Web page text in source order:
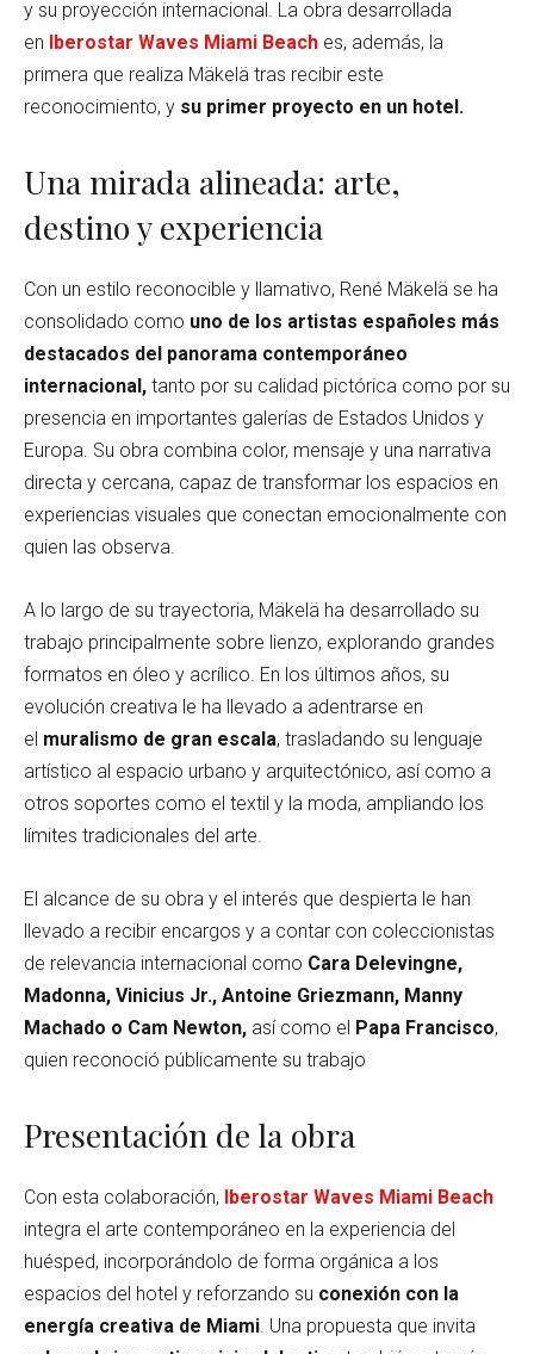
y su proyección internacional. La obra desarrollada
en
Iberostar Waves Miami Beach es, además, la
primera que realiza Mäkelä tras recibir este
reconocimiento, y su primer proyecto en un hotel.
Una mirada alineada: arte,
destino y experiencia
Con un estilo reconocible y llamativo, René Mäkelä se ha
consolidado como uno de los artistas españoles más
destacados del panorama contemporáneo
internacional, tanto por su calidad pictórica como por su
presencia en importantes galerías de Estados Unidos y
Europa. Su obra combina color, mensaje y una narrativa
directa y cercana, capaz de transformar los espacios en
experiencias visuales que conectan emocionalmente con
quien las observa.
A lo largo de su trayectoria, Mäkelä ha desarrollado su
trabajo principalmente sobre lienzo, explorando grandes
formatos en óleo y acrílico. En los últimos años, su
evolución creativa le ha llevado a adentrarse en
el muralismo de gran escala, trasladando su lenguaje
artístico al espacio urbano y arquitectónico, así como a
otros soportes como el textil y la moda, ampliando los
límites tradicionales del arte.
El alcance de su obra y el interés que despierta le han
llevado a recibir encargos y a contar con coleccionistas
de relevancia internacional como Cara Delevingne,
Madonna, Vinicius Jr., Antoine Griezmann, Manny
Machado o Cam Newton, así como el Papa Francisco,
quien reconoció públicamente su trabajo
Presentación de la obra
Con esta colaboración,
Iberostar Waves Miami Beach
integra el arte contemporáneo en la experiencia del
huésped, incorporándolo de forma orgánica a los
espacios del hotel y reforzando su conexión con la
energía creativa de Miami. Una propuesta que invita